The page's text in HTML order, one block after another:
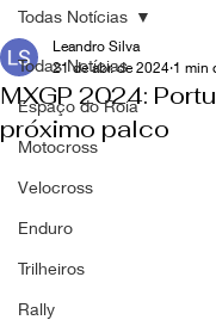
Todas Notícias
Espaço do Roia
Motocross
Velocross
Enduro
Trilheiros
Rally
Todas Notícias
MXGP 2024:
próximo palco
Leandro Silva
21 de abr. de 2024 1 min